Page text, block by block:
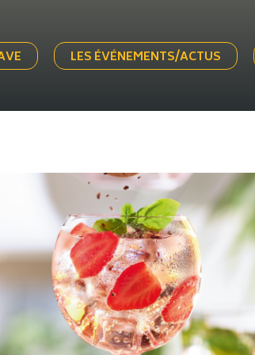
LES ÉVÉNEMENTS/ACTUS